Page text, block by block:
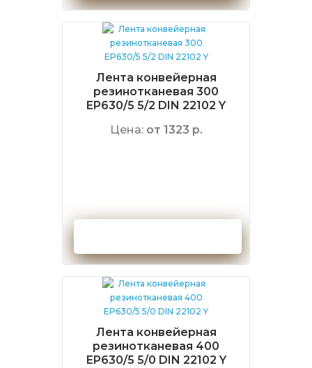
Лента конвейерная
резинотканевая 300
EP630/5 5/2 DIN 22102 Y
Цена: от 1323 р.
Лента конвейерная
резинотканевая 400
EP630/5 5/0 DIN 22102 Y